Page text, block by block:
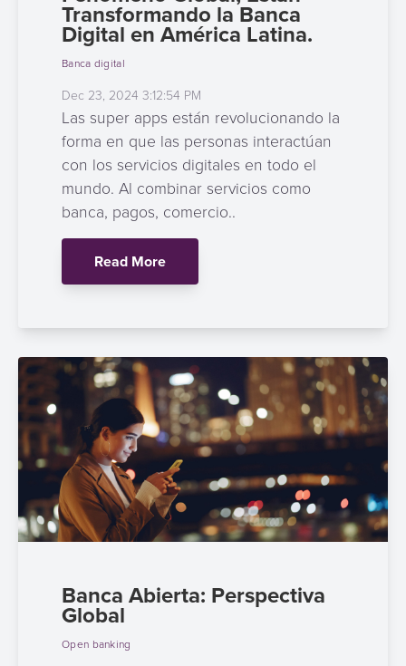
Transformando la Banca
Digital en América Latina.
Banca digital
Dec 23, 2024 3:12:54 PM
Las super apps están revolucionando la
forma en que las personas interactúan
con los servicios digitales en todo el
mundo. Al combinar servicios como
banca, pagos, comercio..
Read More
Banca Abierta: Perspectiva
Global
Open banking